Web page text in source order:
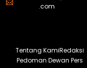
.com
Tentang KamiRedaksi
Pedoman Dewan Pers